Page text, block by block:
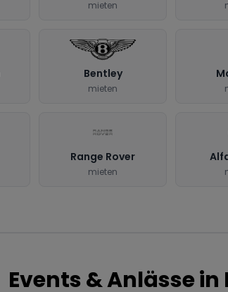
mieten
Bentley
mieten
Range Rover
mieten
Events & Anlässe in